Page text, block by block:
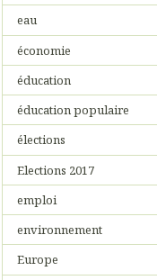
eau
économie
éducation
éducation populaire
élections
Elections 2017
emploi
environnement
Europe